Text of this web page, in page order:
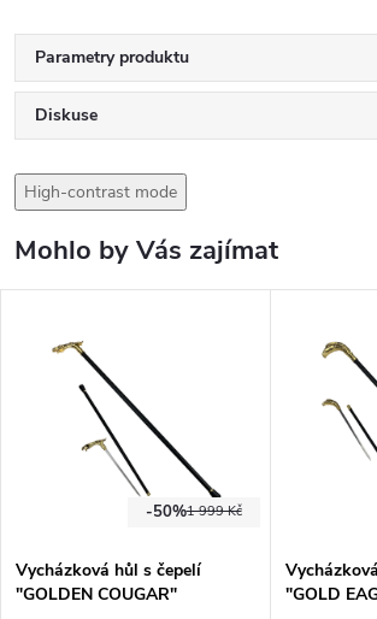
Parametry produktu
Diskuse
High-contrast mode
Mohlo by Vás zajímat
1 999 Kč
-50%
Vycházková hůl s čepelí
"GOLDEN COUGAR"
"GOLD